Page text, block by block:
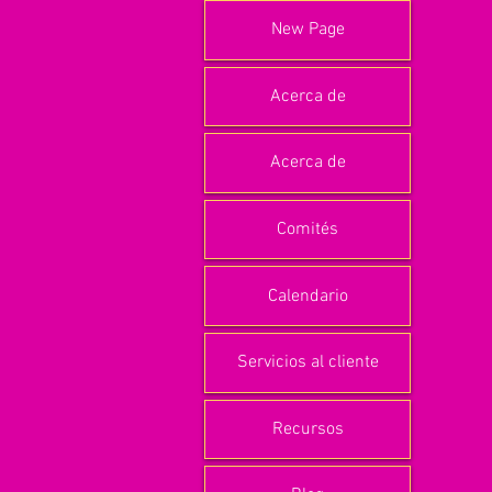
New Page
Acerca de
Acerca de
Comités
Calendario
Servicios al cliente
Recursos